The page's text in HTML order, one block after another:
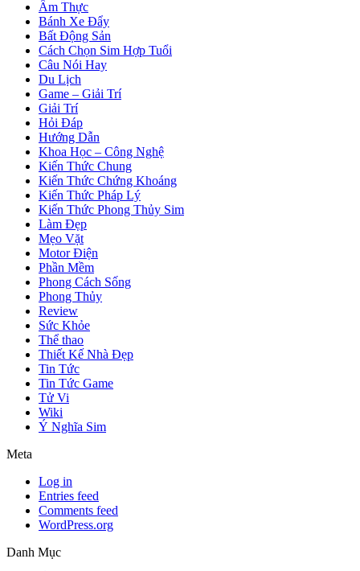
Ẩm Thực
Bánh Xe Đẩy
Bất Động Sản
Cách Chọn Sim Hợp Tuổi
Câu Nói Hay
Du Lịch
Game – Giải Trí
Giải Trí
Hỏi Đáp
Hướng Dẫn
Khoa Học – Công Nghệ
Kiến Thức Chung
Kiến Thức Chứng Khoáng
Kiến Thức Pháp Lý
Kiến Thức Phong Thủy Sim
Làm Đẹp
Mẹo Vặt
Motor Điện
Phần Mềm
Phong Cách Sống
Phong Thủy
Review
Sức Khỏe
Thể thao
Thiết Kế Nhà Đẹp
Tin Tức
Tin Tức Game
Tử Vi
Wiki
Ý Nghĩa Sim
Meta
Log in
Entries feed
Comments feed
WordPress.org
Danh Mục